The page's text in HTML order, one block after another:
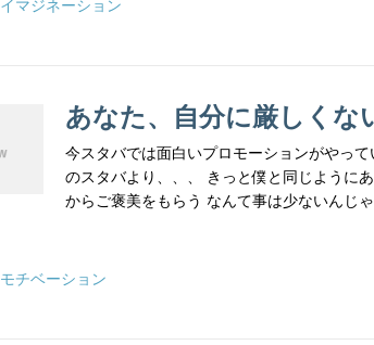
イマジネーション
あなた、自分に厳しくな
今スタバでは面白いプロモーションがやっ
のスタバより、、、 きっと僕と同じように
からご褒美をもらう なんて事は少ないんじ
モチベーション